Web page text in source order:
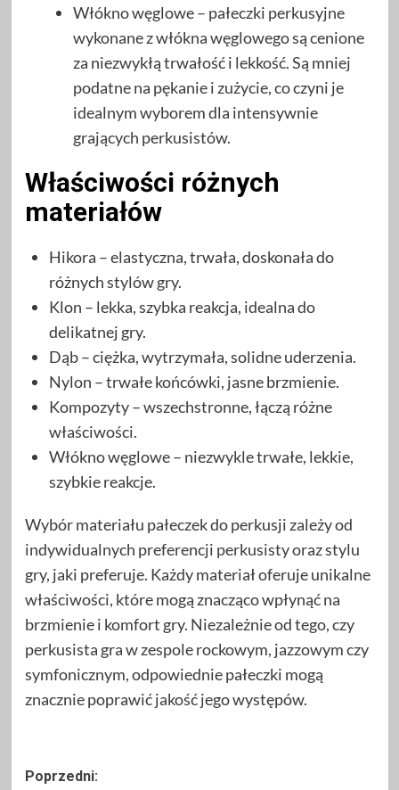
Włókno węglowe – pałeczki perkusyjne
wykonane z włókna węglowego są cenione
za niezwykłą trwałość i lekkość. Są mniej
podatne na pękanie i zużycie, co czyni je
idealnym wyborem dla intensywnie
grających perkusistów.
Właściwości różnych
materiałów
Hikora – elastyczna, trwała, doskonała do
różnych stylów gry.
Klon – lekka, szybka reakcja, idealna do
delikatnej gry.
Dąb – ciężka, wytrzymała, solidne uderzenia.
Nylon – trwałe końcówki, jasne brzmienie.
Kompozyty – wszechstronne, łączą różne
właściwości.
Włókno węglowe – niezwykle trwałe, lekkie,
szybkie reakcje.
Wybór materiału pałeczek do perkusji zależy od
indywidualnych preferencji perkusisty oraz stylu
gry, jaki preferuje. Każdy materiał oferuje unikalne
właściwości, które mogą znacząco wpłynąć na
brzmienie i komfort gry. Niezależnie od tego, czy
perkusista gra w zespole rockowym, jazzowym czy
symfonicznym, odpowiednie pałeczki mogą
znacznie poprawić jakość jego występów.
Zobacz
Poprzedni: